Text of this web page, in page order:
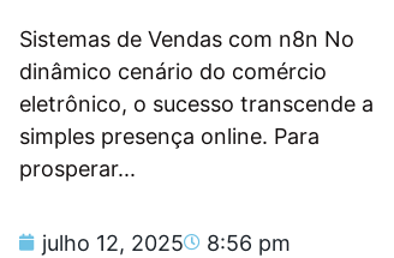
Sistemas de Vendas com n8n No
dinâmico cenário do comércio
eletrônico, o sucesso transcende a
simples presença online. Para
prosperar...
julho 12, 2025 8:56 pm